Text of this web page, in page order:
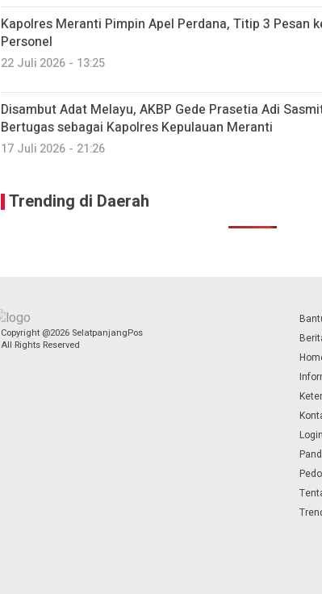
Kapolres Meranti Pimpin Apel Perdana, Titip 3 Pesan
Personel
22 Juli 2026 - 13:25
Disambut Adat Melayu, AKBP Gede Prasetia Adi
Bertugas sebagai Kapolres Kepulauan Meranti
17 Juli 2026 - 21:26
Trending di Daerah
Copyright @2026 SelatpanjangPos
All Rights Reserved
Login